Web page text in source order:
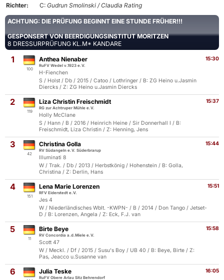
Richter:
C: Gudrun Smolinski / Claudia Rating
ACHTUNG: DIE PRÜFUNG BEGINNT EINE STUNDE FRÜHER!!!
GESPONSERT VON BEERDIGUNGSINSTITUT MORITZEN
8 DRESSURPRÜFUNG KL.M* KANDARE
1
100
15:30
Anthea Nienaber
RuFV Wedel v.1923 e.V.
H-Fienchen
S / Holst / Db / 2015 / Catoo / Lothringer / B: ZG Heino u.Jasmin
Diercks / Z: ZG Heino u.Jasmin Diercks
2
119
15:37
Liza Christin Freischmidt
RG zur Achtruper Mühle e.V.
Holly McClane
S / Hann / B / 2016 / Heinrich Heine / Sir Donnerhall I / B:
Freischmidt, Liza Christin / Z: Henning, Jens
3
42
15:44
Christina Golla
RV Südangeln e.V. Süderbrarup
Illuminati 8
W / Trak. / Db / 2013 / Herbstkönig / Hohenstein / B: Golla,
Christina / Z: Derlin, Hans
4
151
15:51
Lena Marie Lorenzen
RFV Eiderstedt e.V.
Jes 4
W / Niederländisches Wblt. -KWPN- / B / 2014 / Don Tango / Jetset-
D / B: Lorenzen, Angela / Z: Eck, F.J. van
5
11
15:58
Birte Beye
RV Concordia a.d.Miele e.V.
Scott 47
W / Meckl. / Df / 2015 / Susu's Boy / UB 40 / B: Beye, Birte / Z:
Pas, Jeacco u.Susanne van
6 16:05
Julia Teske
RuFV Obere Arlau Sitz Behrendorf